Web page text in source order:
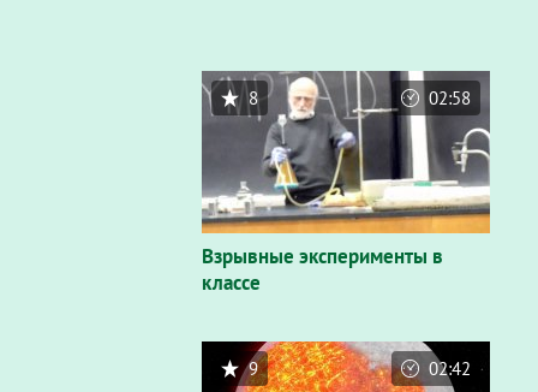
Взрывные эксперименты в
классе
8 02:58
9 02:42